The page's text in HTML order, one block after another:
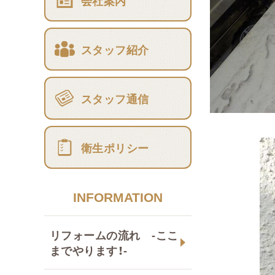
スタッフ紹介
スタッフ通信
衛生ポリシー
INFORMATION
リフォームの流れ -ここ
までやります！-